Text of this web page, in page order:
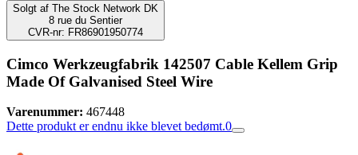
Solgt af The Stock Network DK
8 rue du Sentier
CVR-nr: FR86901950774
Cimco Werkzeugfabrik 142507 Cable Kellem Grip
Made Of Galvanised Steel Wire
Varenummer: 467448
Dette produkt er endnu ikke blevet bedømt.0